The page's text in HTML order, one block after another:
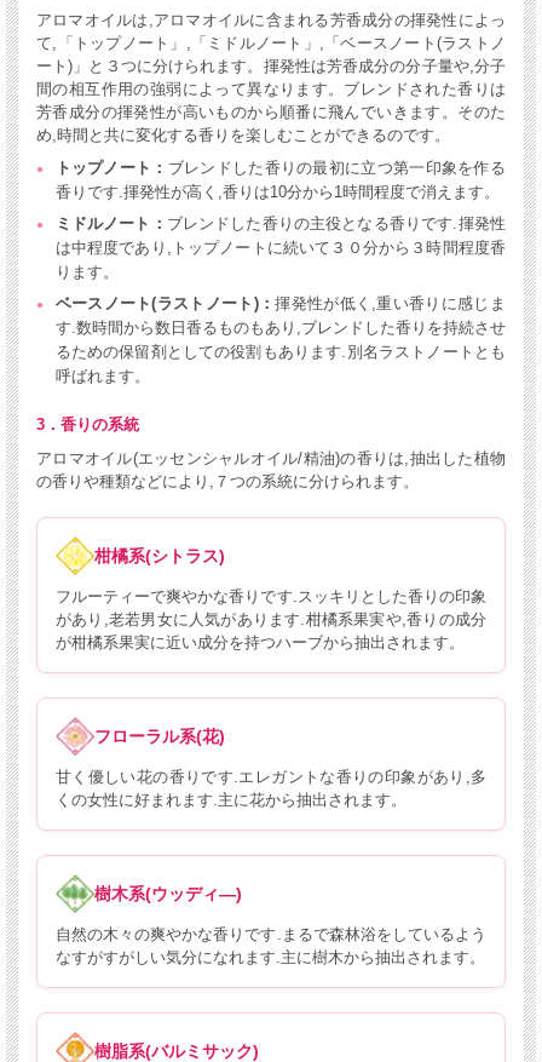
アロマオイルは,アロマオイルに含まれる芳香成分の揮発性によっ
て,「トップノート」,「ミドルノート」,「ベースノート(ラストノ
ート)」と３つに分けられます。揮発性は芳香成分の分子量や,分子
間の相互作用の強弱によって異なります。ブレンドされた香りは
芳香成分の揮発性が高いものから順番に飛んでいきます。そのた
め,時間と共に変化する香りを楽しむことができるのです。
トップノート： ブレンドした香りの最初に立つ第一印象を作る
香りです.揮発性が高く,香りは10分から1時間程度で消えます。
ミドルノート： ブレンドした香りの主役となる香りです.揮発性
は中程度であり,トップノートに続いて３０分から３時間程度香
ります。
ベースノート(ラストノート)：揮発性が低く,重い香りに感じま
す.数時間から数日香るものもあり,ブレンドした香りを持続させ
るための保留剤としての役割もあります.別名ラストノートとも
呼ばれます。
3．香りの系統
アロマオイル(エッセンシャルオイル/精油)の香りは,抽出した植物
の香りや種類などにより,７つの系統に分けられます。
柑橘系(シトラス)
フルーティーで爽やかな香りです.スッキリとした香りの印象
があり,老若男女に人気があります.柑橘系果実や,香りの成分
が柑橘系果実に近い成分を持つハーブから抽出されます。
フローラル系(花)
甘く優しい花の香りです.エレガントな香りの印象があり,多
くの女性に好まれます.主に花から抽出されます。
樹木系(ウッディ―)
自然の木々の爽やかな香りです.まるで森林浴をしているよう
なすがすがしい気分になれます.主に樹木から抽出されます。
樹脂系(バルミサック)